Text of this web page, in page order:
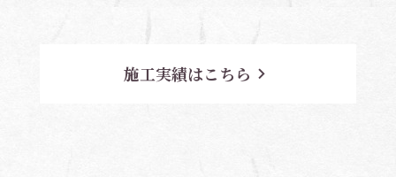
施工実績はこちら navigate_next